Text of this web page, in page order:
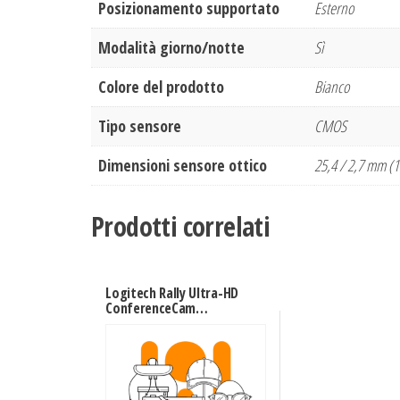
Posizionamento supportato
Esterno
Modalità giorno/notte
Sì
Colore del prodotto
Bianco
Tipo sensore
CMOS
Dimensioni sensore ottico
25,4 / 2,7 mm
Prodotti correlati
Logitech Rally Ultra-HD
ConferenceCam
16 persona(e)
Collegamento
ethernet LAN Sistema
di videoconferenza di